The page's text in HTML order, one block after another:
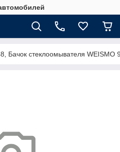
Бачок стеклоомывателя WEISMO